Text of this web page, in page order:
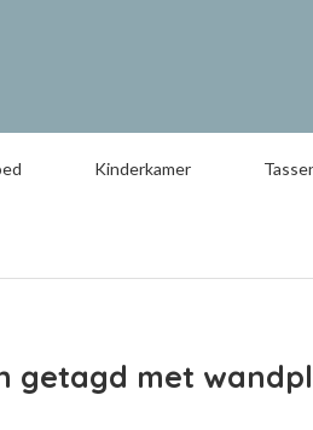
Kinderkamer
getagd met